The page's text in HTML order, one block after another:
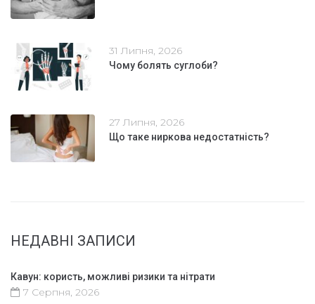
31 Липня, 2026
Чому болять суглоби?
27 Липня, 2026
Що таке ниркова недостатність?
НЕДАВНІ ЗАПИСИ
Кавун: користь, можливі ризики та нітрати
7 Серпня, 2026